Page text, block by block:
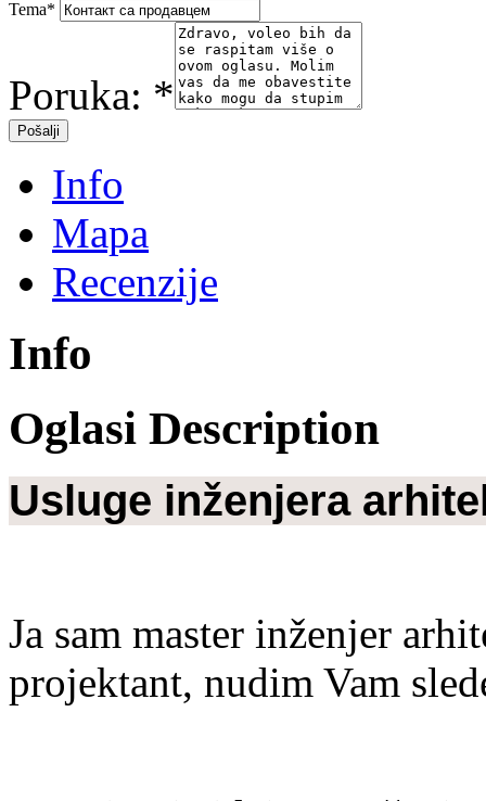
Tema*
Poruka: *
Info
Mapa
Recenzije
Info
Oglasi Description
Usluge inženjera
Ja sam master inženjer
projektant, nudim Vam